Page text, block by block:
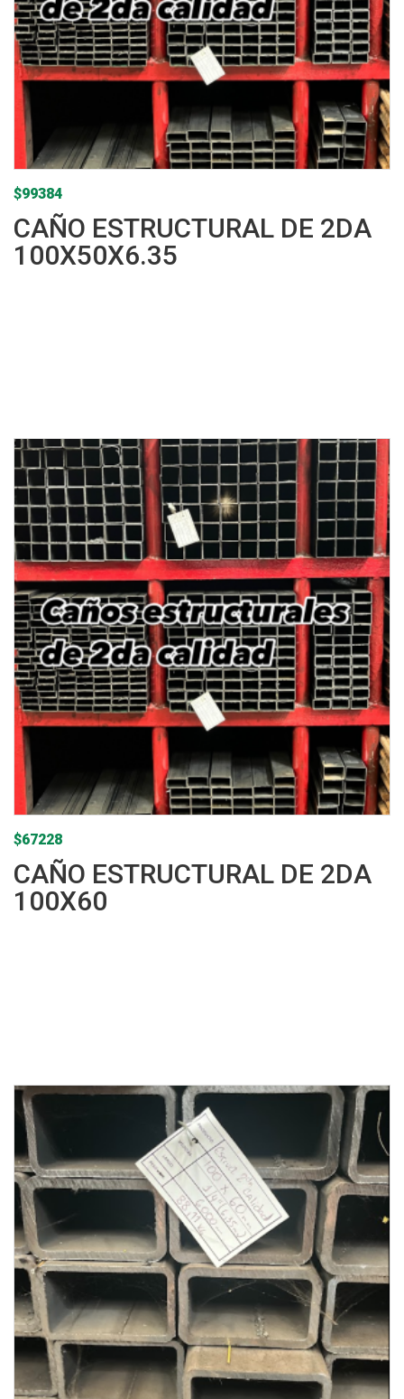
CAÑO ESTRUCTURAL DE 2DA
100X50X6.35
$99384
CAÑO ESTRUCTURAL DE 2DA
100X60
$67228